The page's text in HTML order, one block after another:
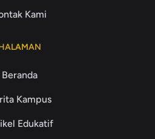
Kami
Beranda
Kampus
Edukatif